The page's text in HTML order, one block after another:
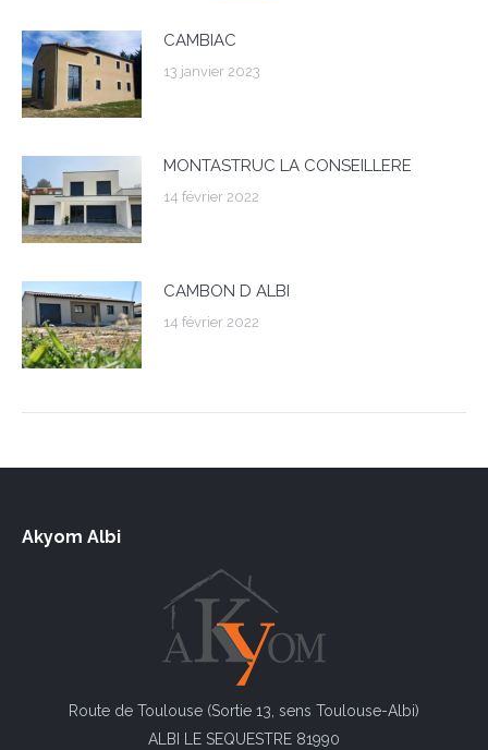
CAMBIAC
13 janvier 2023
MONTASTRUC LA CONSEILLERE
14 février 2022
CAMBON D ALBI
14 février 2022
Akyom Albi
Route de Toulouse (Sortie 13, sens Toulouse-Albi)
ALBI LE SEQUESTRE 81990